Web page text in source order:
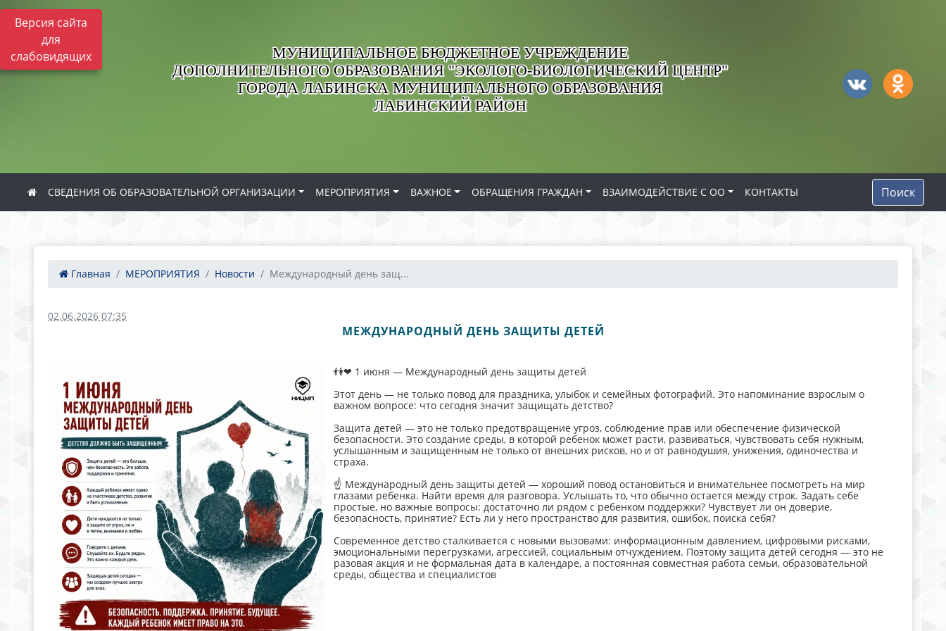
Версия сайта
для
слабовидящих
МУНИЦИПАЛЬНОЕ БЮДЖЕТНОЕ УЧРЕЖДЕНИЕ
ДОПОЛНИТЕЛЬНОГО ОБРАЗОВАНИЯ "ЭКОЛОГО-БИОЛОГИЧЕСКИЙ ЦЕНТР"
ГОРОДА ЛАБИНСКА МУНИЦИПАЛЬНОГО ОБРАЗОВАНИЯ
ЛАБИНСКИЙ РАЙОН
СВЕДЕНИЯ ОБ ОБРАЗОВАТЕЛЬНОЙ ОРГАНИЗАЦИИ МЕРОПРИЯТИЯ ВАЖНОЕ ОБРАЩЕНИЯ ГРАЖДАН ВЗАИМОДЕЙСТВИЕ С ОО КОНТАКТЫ Поиск
Главная МЕРОПРИЯТИЯ Новости Международный день защ...
02.06.2026 07:35
МЕЖДУНАРОДНЫЙ ДЕНЬ ЗАЩИТЫ ДЕТЕЙ
👫❤ 1 июня — Международный день защиты детей
Этот день — не только повод для праздника, улыбок и семейных фотографий. Это напоминание взрослым о
важном вопросе: что сегодня значит защищать детство?
Защита детей — это не только предотвращение угроз, соблюдение прав или обеспечение физической
безопасности. Это создание среды, в которой ребенок может расти, развиваться, чувствовать себя нужным,
услышанным и защищенным не только от внешних рисков, но и от равнодушия, унижения, одиночества и
страха.
☝ Международный день защиты детей — хороший повод остановиться и внимательнее посмотреть на мир
глазами ребенка. Найти время для разговора. Услышать то, что обычно остается между строк. Задать себе
простые, но важные вопросы: достаточно ли рядом с ребенком поддержки? Чувствует ли он доверие,
безопасность, принятие? Есть ли у него пространство для развития, ошибок, поиска себя?
Современное детство сталкивается с новыми вызовами: информационным давлением, цифровыми рисками,
эмоциональными перегрузками, агрессией, социальным отчуждением. Поэтому защита детей сегодня — это не
разовая акция и не формальная дата в календаре, а постоянная совместная работа семьи, образовательной
среды, общества и специалистов